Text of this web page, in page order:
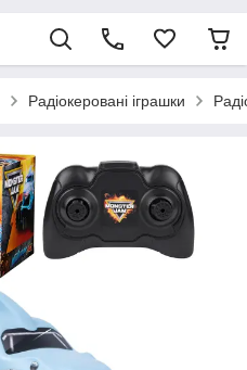
Радіокеровані іграшки